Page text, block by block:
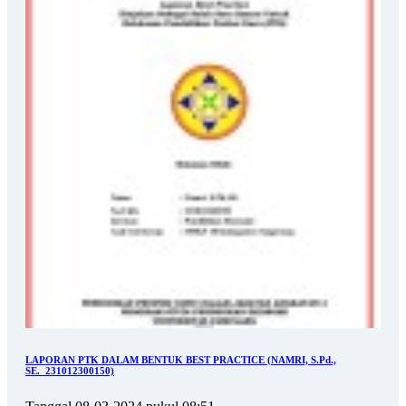
LAPORAN PTK DALAM BENTUK BEST PRACTICE (NAMRI, S.Pd.,
SE._231012300150)